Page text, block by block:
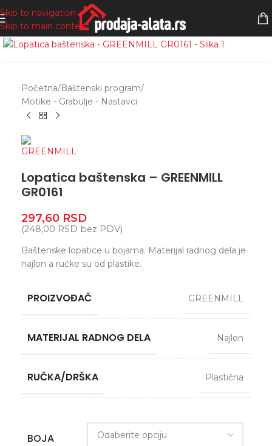
Skip to navigation
Skip to main content
Zumiranje
Početna/Baštenski program/
Motike - Grabulje - Nastavci
Lopatica baštenska – GREENMILL
GR0161
297,60 RSD
(248,00 RSD bez PDV)
Baštenske lopatice u bojama. Materijal radnog dela je
najlon a ručke su od plastike.
PROIZVOĐAČ GREENMILL
MATERIJAL RADNOG DELA Najlon
RUČKA/DRŠKA Plastična
BOJA